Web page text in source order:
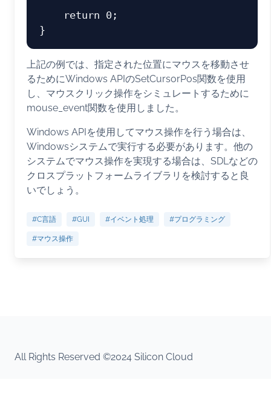
return 0 ;
上記の例では、指定された位置にマウスを移動させ
るためにWindows APIのSetCursorPos関数を使用
し、マウスクリック操作をシミュレートするために
mouse_event関数を使用しました。
Windows APIを使用してマウス操作を行う場合は、
Windowsシステムで実行する必要があります。他の
システムでマウス操作を実現する場合は、SDLなどの
クロスプラットフォームライブラリを検討すると良
いでしょう。
#C言語 #GUI #イベント処理 #プログラミング
#マウス操作
All Rights Reserved ©2024 Silicon Cloud